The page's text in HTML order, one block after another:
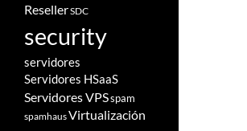
ResellerSDC
security
servidores
Servidores HSaaS
Servidores VPSspam
spamhausVirtualización